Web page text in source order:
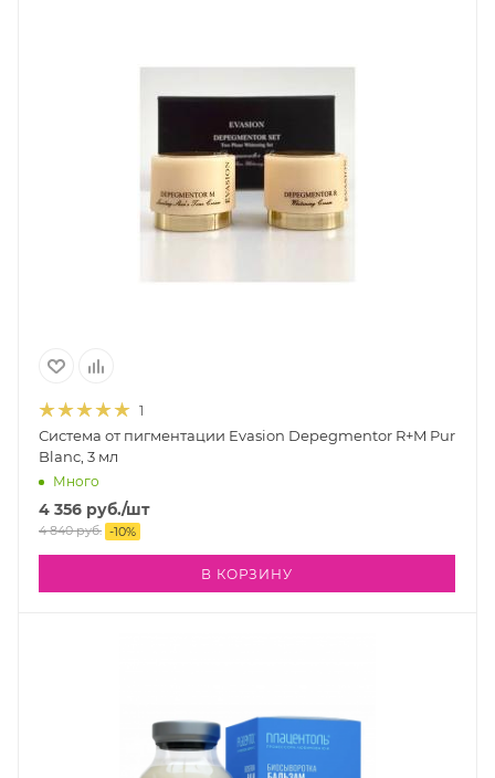
1
Система от пигментации Evasion Depegmentor R+M Pur
Blanc, 3 мл
Много
4 356 руб./шт
4 840руб. -10%
В КОРЗИНУ